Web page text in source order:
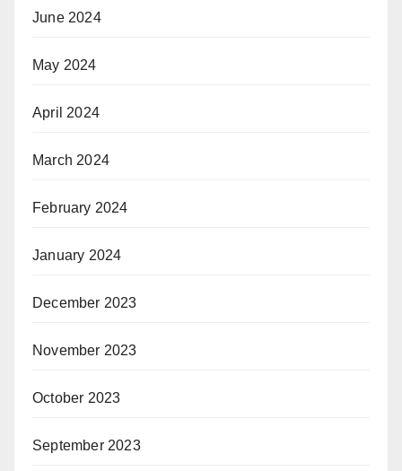
June 2024
May 2024
April 2024
March 2024
February 2024
January 2024
December 2023
November 2023
October 2023
September 2023